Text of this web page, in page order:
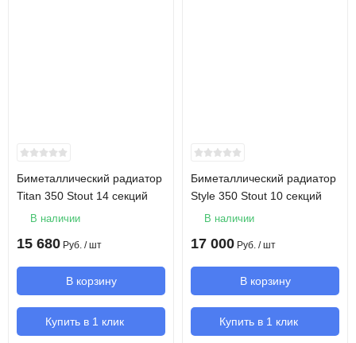
Биметаллический радиатор
Titan 350 Stout 14 секций
В наличии
15 680 Руб. / шт
В корзину
Купить в 1 клик
Биметаллический радиатор
Style 350 Stout 10 секций
В наличии
17 000 Руб. / шт
В корзину
Купить в 1 клик